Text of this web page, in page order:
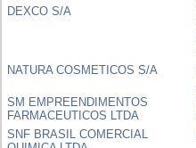
DEXCO S/A
NATURA COSMETICOS S/A
SM EMPREENDIMENTOS
FARMACEUTICOS LTDA
SNF BRASIL COMERCIAL